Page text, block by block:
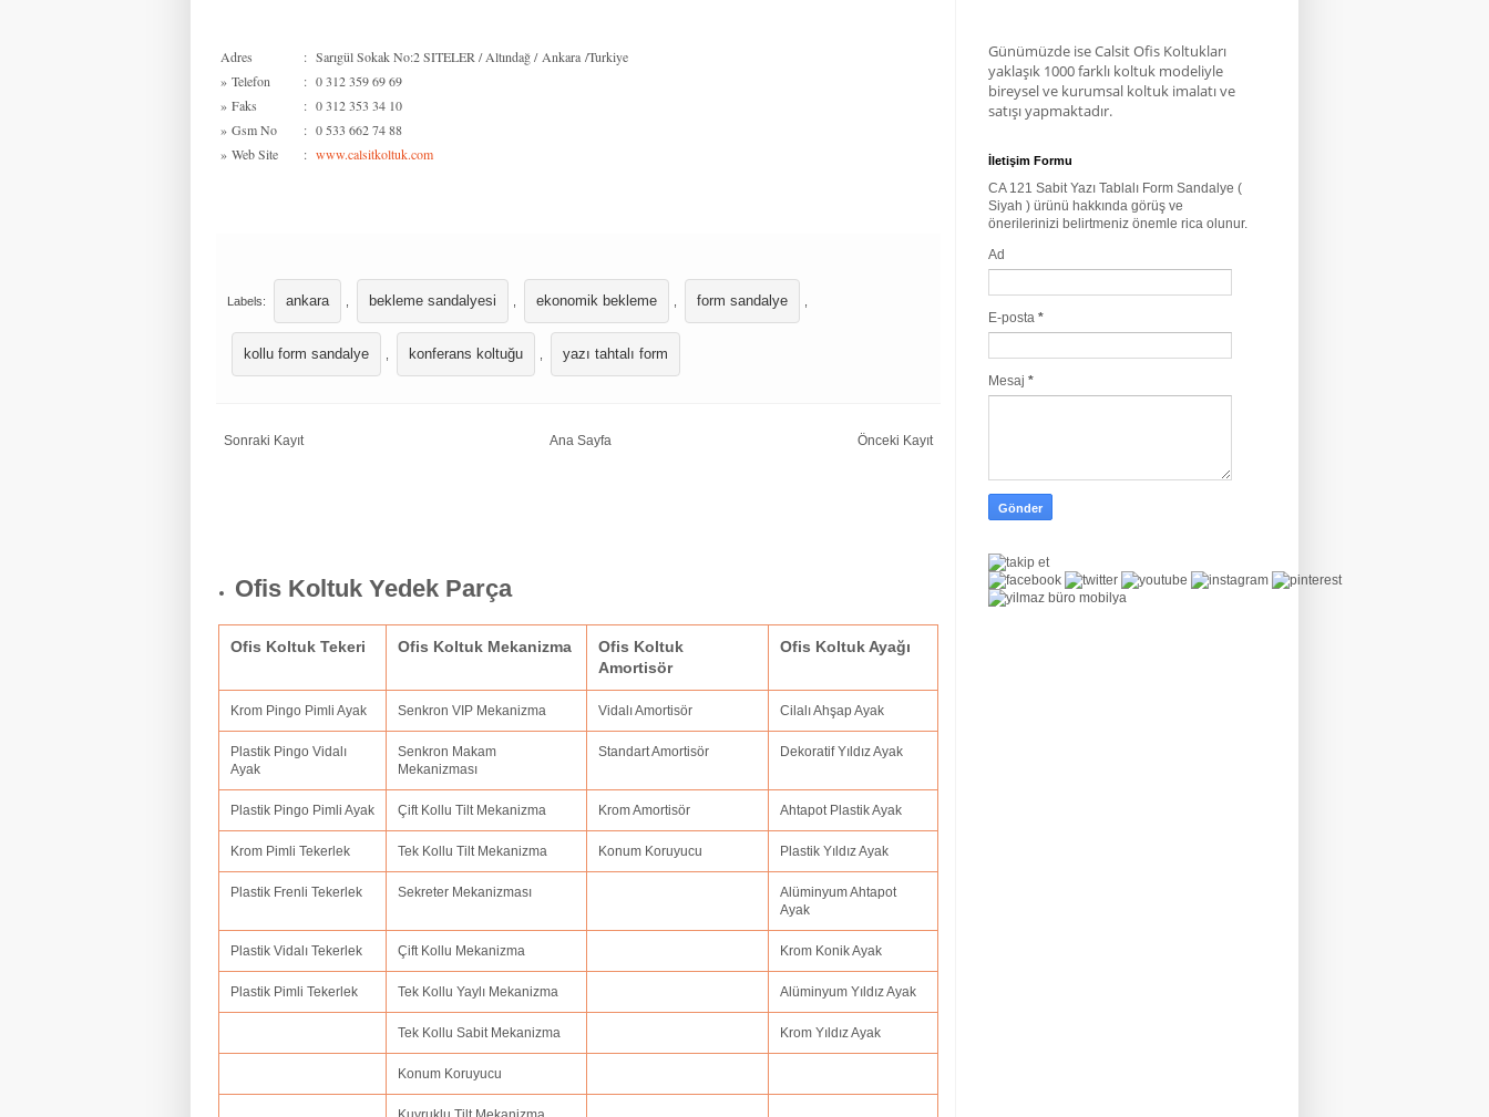
Adres : Sarıgül Sokak No:2 SITELER / Altındağ / Ankara /Turkiye
» Telefon : 0 312 359 69 69
» Faks : 0 312 353 34 10
» Gsm No : 0 533 662 74 88
» Web Site : www.calsitkoltuk.com
Labels: ankara bekleme sandalyesi ekonomik bekleme form sandalye
kollu form sandalye konferans koltuğu yazı tahtalı form
Sonraki Kayıt Önceki Kayıt
Ana Sayfa
Ofis Koltuk Yedek Parça
Ofis Koltuk Tekeri Ofis Koltuk Mekanizma
Ofis Koltuk
Amortisör
Ofis Koltuk Ayağı
Krom Pingo Pimli Ayak Senkron VIP Mekanizma Vidalı Amortisör Cilalı Ahşap Ayak
Plastik Pingo Vidalı
Ayak
Senkron Makam
Mekanizması
Standart Amortisör Dekoratif Yıldız Ayak
Plastik Pingo Pimli Ayak Çift Kollu Tilt Mekanizma Krom Amortisör Ahtapot Plastik Ayak
Krom Pimli Tekerlek Tek Kollu Tilt Mekanizma Konum Koruyucu Plastik Yıldız Ayak
Plastik Frenli Tekerlek Sekreter Mekanizması
Alüminyum Ahtapot
Ayak
Plastik Vidalı Tekerlek Çift Kollu Mekanizma Krom Konik Ayak
Plastik Pimli Tekerlek Tek Kollu Yaylı Mekanizma Alüminyum Yıldız Ayak
Tek Kollu Sabit Mekanizma Krom Yıldız Ayak
Konum Koruyucu
Günümüzde ise Calsit Ofis Koltukları
yaklaşık 1000 farklı koltuk modeliyle
bireysel ve kurumsal koltuk imalatı ve
satışı yapmaktadır.
İletişim Formu
CA 121 Sabit Yazı Tablalı Form Sandalye (
Siyah ) ürünü hakkında görüş ve
önerilerinizi belirtmeniz önemle rica olunur.
Ad
E-posta *
Mesaj *